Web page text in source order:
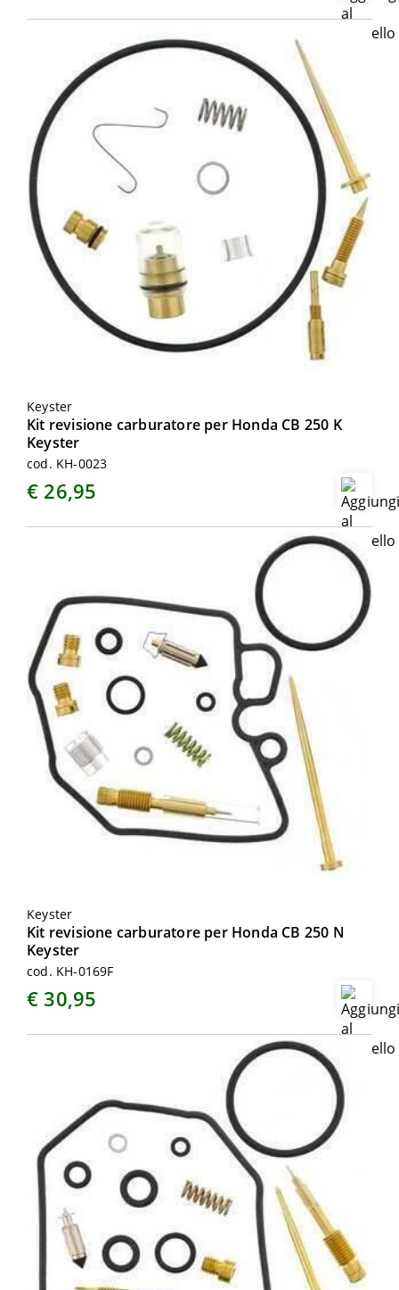
Keyster
Kit revisione carburatore per Honda CB 250 K
Keyster
cod. KH-0023
€ 26,95
Keyster
Kit revisione carburatore per Honda CB 250 N
Keyster
cod. KH-0169F
€ 30,95